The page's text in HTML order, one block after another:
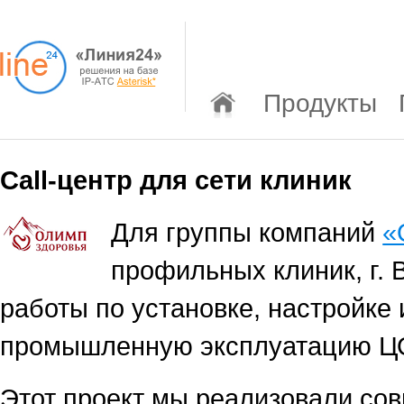
Продукты
Call-центр для сети клиник
Для группы компаний
профильных клиник,
работы по установке, настройке
промышленную эксплуатацию
Этот проект мы реализовали